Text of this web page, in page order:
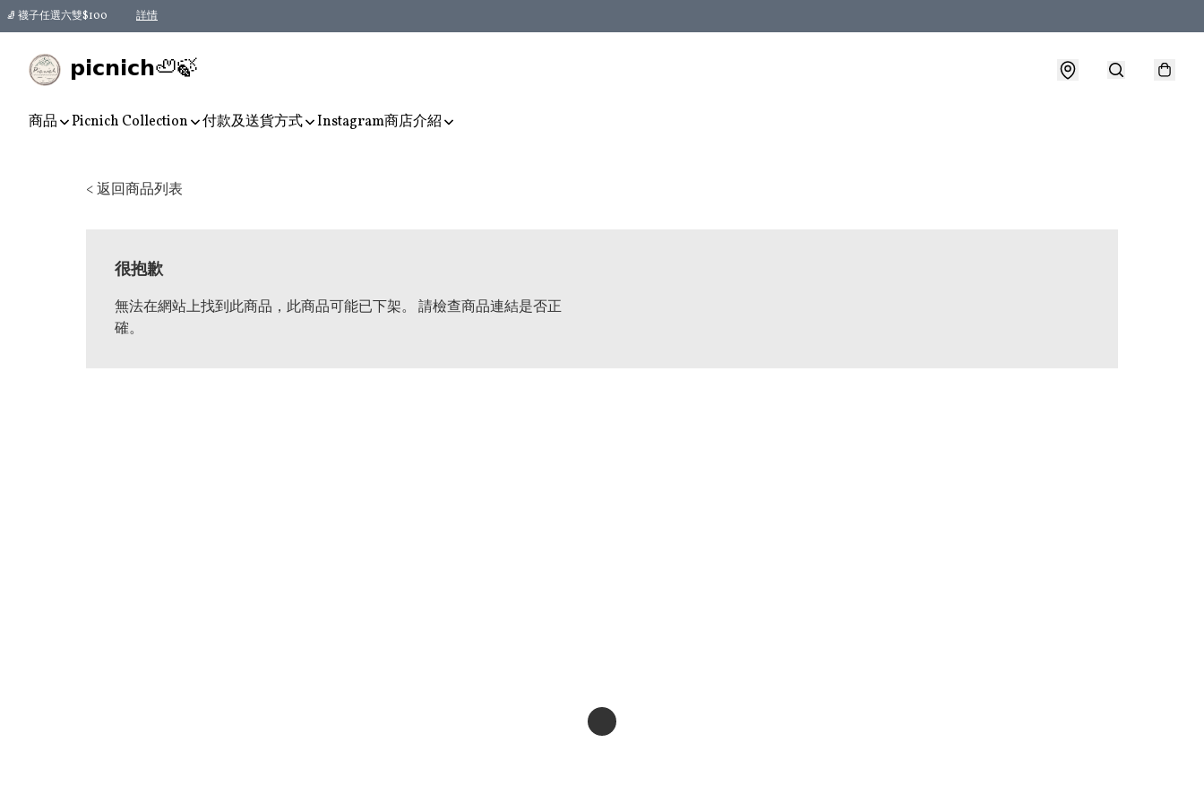
🧦 襪子任選六雙$100 詳情
𝗽𝗶𝗰𝗻𝗶𝗰𝗵🦥🍃
商品 Picnich Collection 付款及送貨方式 Instagram商店介紹
< 返回商品列表
很抱歉
無法在網站上找到此商品，此商品可能已下架。 請檢查商品連結是否正
確。